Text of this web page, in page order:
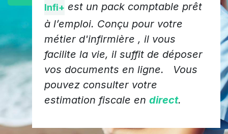
Infi+ est un pack comptable prêt
à l’emploi. Conçu pour votre
métier d'infirmière , il vous
facilite la vie, il suffit de déposer
vos documents en ligne. Vous
pouvez consulter votre
estimation fiscale en direct.